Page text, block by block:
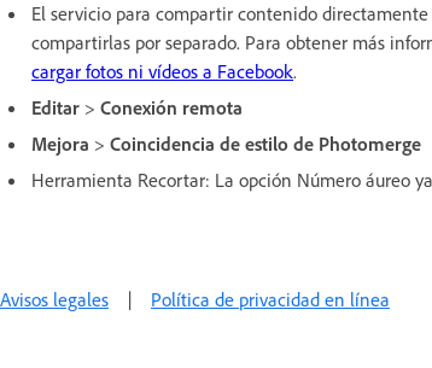
El servicio para compartir contenido
compartirlas por separado. Para obtener más
cargar fotos ni vídeos a Facebook.
Editar > Conexión remota
Mejora > Coincidencia de estilo de Photomerge
Herramienta Recortar: La opción Número áureo
Avisos legales | Política de privacidad en línea